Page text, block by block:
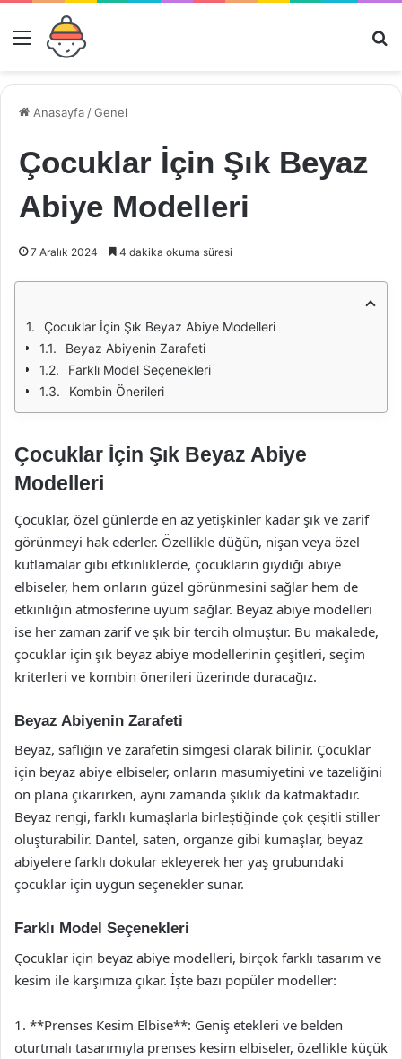
Menü
Anasayfa /Genel
Çocuklar İçin Şık Beyaz
Abiye Modelleri
7 Aralık 2024 4 dakika okuma süresi
Çocuklar İçin Şık Beyaz Abiye Modelleri
Beyaz Abiyenin Zarafeti
Farklı Model Seçenekleri
Kombin Önerileri
Çocuklar İçin Şık Beyaz Abiye
Modelleri
Çocuklar, özel günlerde en az yetişkinler kadar şık ve zarif
görünmeyi hak ederler. Özellikle düğün, nişan veya özel
kutlamalar gibi etkinliklerde, çocukların giydiği abiye
elbiseler, hem onların güzel görünmesini sağlar hem de
etkinliğin atmosferine uyum sağlar. Beyaz abiye modelleri
ise her zaman zarif ve şık bir tercih olmuştur. Bu makalede,
çocuklar için şık beyaz abiye modellerinin çeşitleri, seçim
kriterleri ve kombin önerileri üzerinde duracağız.
Beyaz Abiyenin Zarafeti
Beyaz, saflığın ve zarafetin simgesi olarak bilinir. Çocuklar
için beyaz abiye elbiseler, onların masumiyetini ve tazeliğini
ön plana çıkarırken, aynı zamanda şıklık da katmaktadır.
Beyaz rengi, farklı kumaşlarla birleştiğinde çok çeşitli stiller
oluşturabilir. Dantel, saten, organze gibi kumaşlar, beyaz
abiyelere farklı dokular ekleyerek her yaş grubundaki
çocuklar için uygun seçenekler sunar.
Farklı Model Seçenekleri
Çocuklar için beyaz abiye modelleri, birçok farklı tasarım ve
kesim ile karşımıza çıkar. İşte bazı popüler modeller:
1. **Prenses Kesim Elbise**: Geniş etekleri ve belden
oturtmalı tasarımıyla prenses kesim elbiseler, özellikle küçük